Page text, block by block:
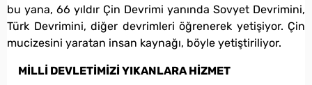
bu yana, 66 yıldır Çin Devrimi yanında Sovyet Devrimini,
Türk Devrimini, diğer devrimleri öğrenerek yetişiyor. Çin
mucizesini yaratan insan kaynağı, böyle yetiştiriliyor.
MİLLİ DEVLETİMİZİ YIKANLARA HİZMET